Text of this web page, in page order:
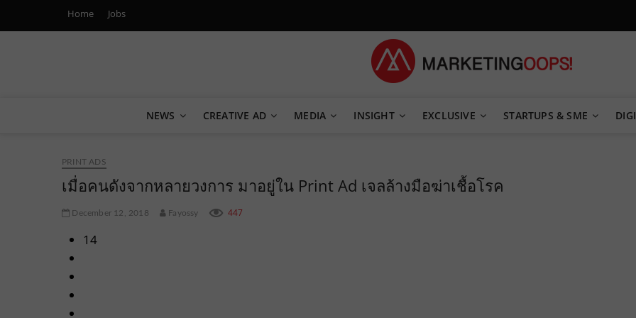
Home Jobs
Marketing Oops!
NEWS CREATIVE AD MEDIA INSIGHT EXCLUSIVE STARTUPS & SME
PRINT ADS
เมื่อคนดังจากหลายวงการ มาอยู่ใน Print Ad เจลล้างมือฆ่าเชื้อโรค
December 12, 2018 Fayossy 447
14